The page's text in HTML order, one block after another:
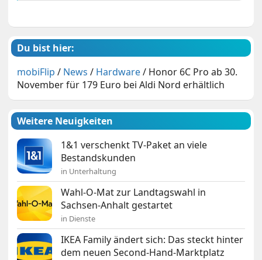
Du bist hier:
mobiFlip / News / Hardware/ Honor 6C Pro ab 30.
November für 179 Euro bei Aldi Nord erhältlich
Weitere Neuigkeiten
1&1 verschenkt TV-Paket an viele
Bestandskunden
in Unterhaltung
Wahl-O-Mat zur Landtagswahl in
Sachsen-Anhalt gestartet
in Dienste
IKEA Family ändert sich: Das steckt hinter
dem neuen Second-Hand-Marktplatz